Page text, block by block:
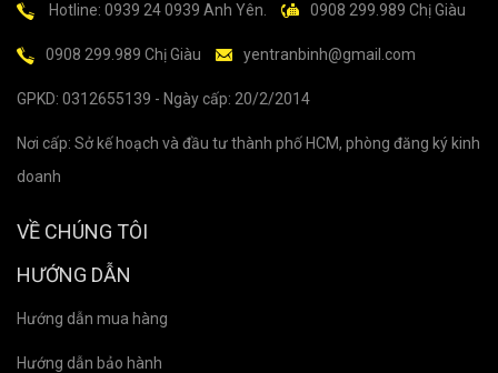
Hotline: 0939 24 0939 Anh Yên. 0908 299.989 Chị Giàu
0908 299.989 Chị Giàu yentranbinh@gmail.com
GPKD: 0312655139 - Ngày cấp: 20/2/2014
Nơi cấp: Sở kế hoạch và đầu tư thành phố HCM, phòng đăng ký kinh
doanh
VỀ CHÚNG TÔI
HƯỚNG DẪN
Hướng dẫn mua hàng
Hướng dẫn bảo hành